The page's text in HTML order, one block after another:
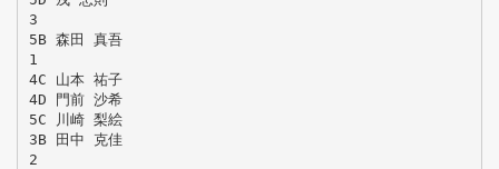
3
5B 森田 真吾
1
4C 山本 祐子
4D 門前 沙希
5C 川崎 梨絵
3B 田中 克佳
2